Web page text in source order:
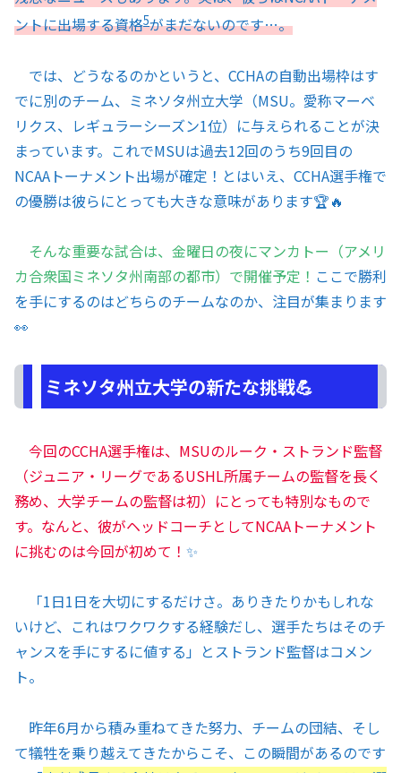
ントに出場する資格5がまだないのです…。
では、どうなるのかというと、CCHAの自動出場枠はす
でに別のチーム、ミネソタ州立大学（MSU。愛称マーベ
リクス、レギュラーシーズン1位）に与えられることが決
まっています。これでMSUは過去12回のうち9回目の
NCAAトーナメント出場が確定！とはいえ、CCHA選手権で
の優勝は彼らにとっても大きな意味があります🏆🔥
そんな重要な試合は、金曜日の夜にマンカトー（アメリ
カ合衆国ミネソタ州南部の都市）で開催予定！ ここで勝利
を手にするのはどちらのチームなのか、注目が集まります
👀
ミネソタ州立大学の新たな挑戦💪
今回のCCHA選手権は、MSUのルーク・ストランド監督
（ジュニア・リーグであるUSHL所属チームの監督を長く
務め、大学チームの監督は初）にとっても特別なもので
す。なんと、彼がヘッドコーチとしてNCAAトーナメント
に挑むのは今回が初めて！ ✨
「1日1日を大切にするだけさ。ありきたりかもしれな
いけど、これはワクワクする経験だし、選手たちはそのチ
ャンスを手にするに値する」とストランド監督はコメン
ト。
昨年6月から積み重ねてきた努力、チームの団結、そし
て犠牲を乗り越えてきたからこそ、この瞬間があるのです